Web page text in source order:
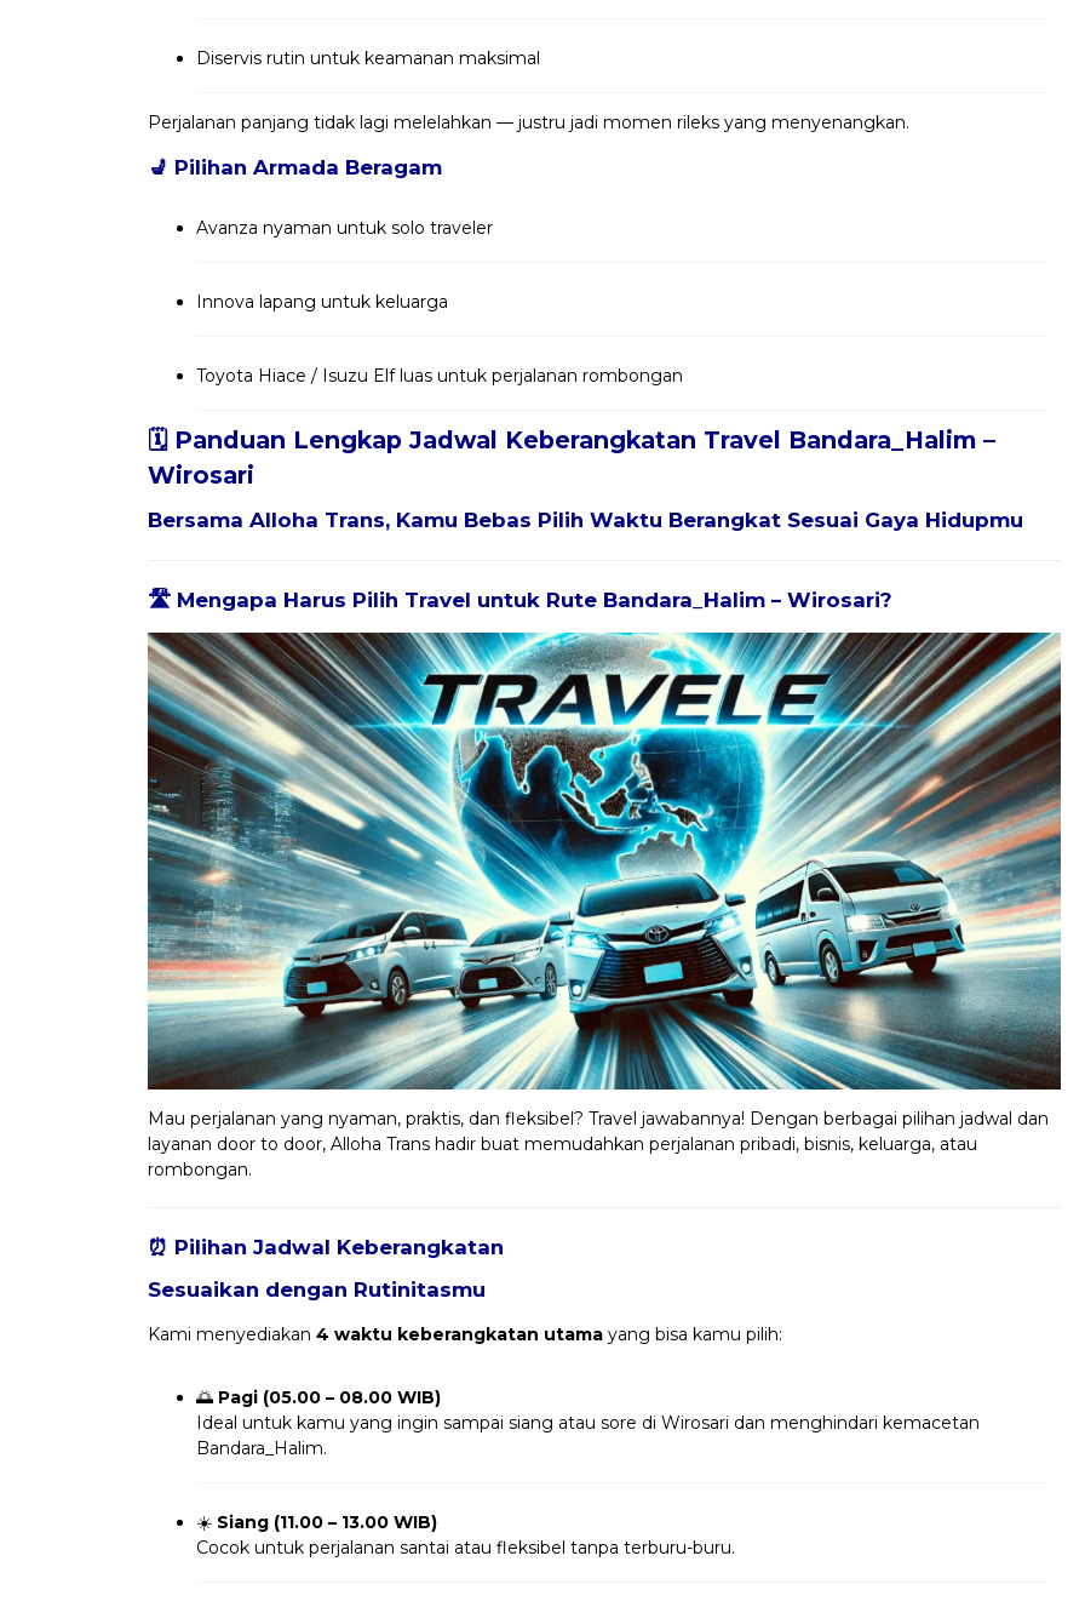
Diservis rutin untuk keamanan maksimal
Perjalanan panjang tidak lagi melelahkan — justru jadi momen rileks yang menyenangkan.
💺 Pilihan Armada Beragam
Avanza nyaman untuk solo traveler
Innova lapang untuk keluarga
Toyota Hiace / Isuzu Elf luas untuk perjalanan rombongan
🗓️ Panduan Lengkap Jadwal Keberangkatan Travel Bandara_Halim –
Wirosari
Bersama Alloha Trans, Kamu Bebas Pilih Waktu Berangkat Sesuai Gaya Hidupmu
🛣️ Mengapa Harus Pilih Travel untuk Rute Bandara_Halim – Wirosari?
Mau perjalanan yang nyaman, praktis, dan fleksibel? Travel jawabannya! Dengan berbagai pilihan jadwal dan
layanan door to door, Alloha Trans hadir buat memudahkan perjalanan pribadi, bisnis, keluarga, atau
rombongan.
⏰ Pilihan Jadwal Keberangkatan
Sesuaikan dengan Rutinitasmu
Kami menyediakan 4 waktu keberangkatan utama yang bisa kamu pilih:
🌅 Pagi (05.00 – 08.00 WIB)
Ideal untuk kamu yang ingin sampai siang atau sore di Wirosari dan menghindari kemacetan
Bandara_Halim.
☀️ Siang (11.00 – 13.00 WIB)
Cocok untuk perjalanan santai atau fleksibel tanpa terburu-buru.